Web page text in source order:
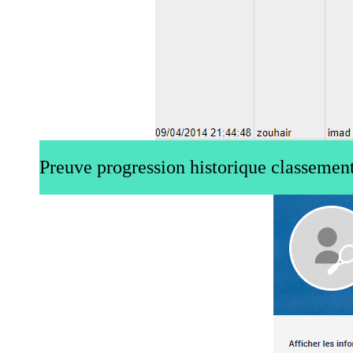
Preuve progression historique